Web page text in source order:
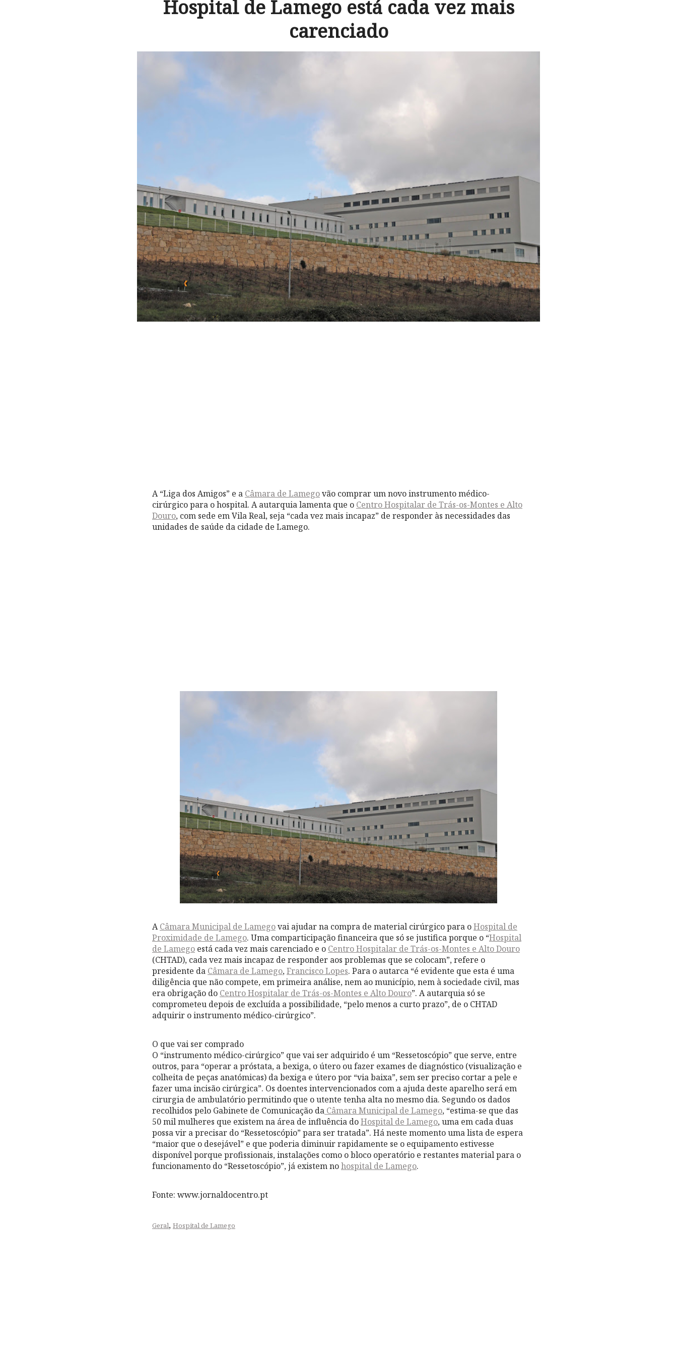
Hospital de Lamego está cada vez mais
carenciado
A “Liga dos Amigos” e a Câmara de Lamegovão comprar um novo instrumento médico-
cirúrgico para o hospital. A autarquia lamenta que o Centro Hospitalar de Trás-os-Montes e Alto
Douro, com sede em Vila Real, seja “cada vez mais incapaz” de responder às necessidades das
unidades de saúde da cidade de Lamego.
ACâmara Municipal de Lamegovai ajudar na compra de material cirúrgico para oHospital de
Proximidade de Lamego. Uma comparticipação financeira que só se justifica porque o “Hospital
de Lamego está cada vez mais carenciado e o Centro Hospitalar de Trás-os-Montes e Alto Douro
(CHTAD), cada vez mais incapaz de responder aos problemas que se colocam”, refere o
presidente da Câmara de Lamego,Francisco Lopes. Para o autarca “é evidente que esta é uma
diligência que não compete, em primeira análise, nem ao município, nem à sociedade civil, mas
era obrigação do Centro Hospitalar de Trás-os-Montes e Alto Douro”. A autarquia só se
comprometeu depois de excluída a possibilidade, “pelo menos a curto prazo”, de o CHTAD
adquirir o instrumento médico-cirúrgico”.
O que vai ser comprado
O “instrumento médico-cirúrgico” que vai ser adquirido é um “Ressetoscópio” que serve, entre
outros, para “operar a próstata, a bexiga, o útero ou fazer exames de diagnóstico (visualização e
colheita de peças anatómicas) da bexiga e útero por “via baixa”, sem ser preciso cortar a pele e
fazer uma incisão cirúrgica”. Os doentes intervencionados com a ajuda deste aparelho será em
cirurgia de ambulatório permitindo que o utente tenha alta no mesmo dia. Segundo os dados
recolhidos pelo Gabinete de Comunicação da Câmara Municipal de Lamego, “estima-se que das
50 mil mulheres que existem na área de influência doHospital de Lamego, uma em cada duas
possa vir a precisar do “Ressetoscópio” para ser tratada”. Há neste momento uma lista de espera
“maior que o desejável” e que poderia diminuir rapidamente se o equipamento estivesse
disponível porque profissionais, instalações como o bloco operatório e restantes material para o
funcionamento do “Ressetoscópio”, já existem nohospital de Lamego.
Fonte: www.jornaldocentro.pt
Geral, Hospital de Lamego